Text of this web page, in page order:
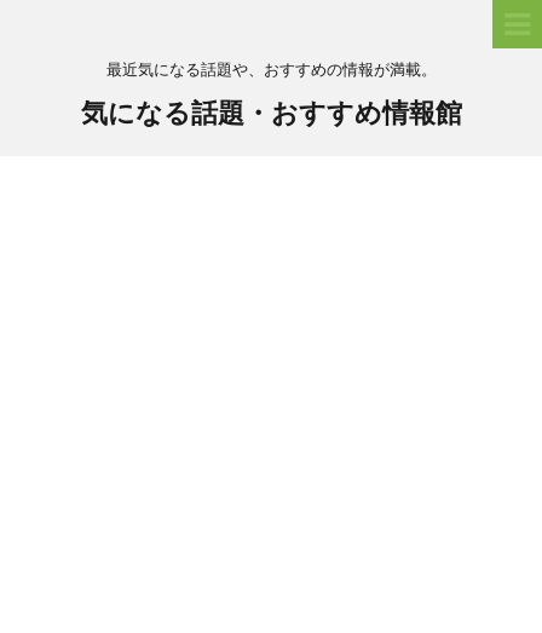
最近気になる話題や、おすすめの情報が満載。
気になる話題・おすすめ情報館